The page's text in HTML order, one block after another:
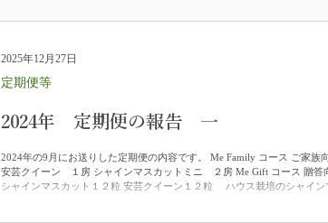
2024年 定期便の報告 一
2024年の9月にお送りした定期便の内容です。 Me Family コース ご家
安芸クイーン １房 シャインマスカットミニ ２房 Me Gift コース 贈答
シャインマスカット１２粒 安芸クイーン１２粒 ハウス栽培のシャイン
定期便等
2025年12月27日